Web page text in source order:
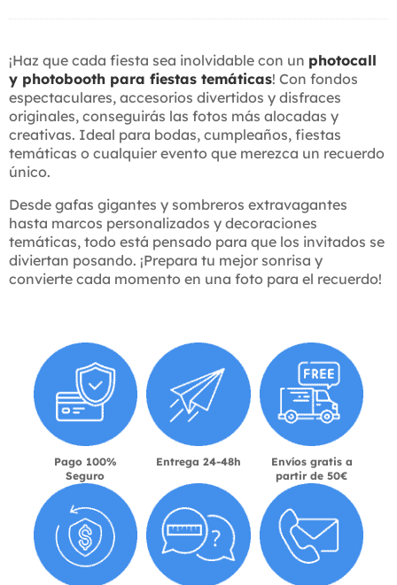
¡Haz que cada fiesta sea inolvidable con un photocall
y photobooth para fiestas temáticas! Con fondos
espectaculares, accesorios divertidos y disfraces
originales, conseguirás las fotos más alocadas y
creativas. Ideal para bodas, cumpleaños, fiestas
temáticas o cualquier evento que merezca un recuerdo
único.
Desde gafas gigantes y sombreros extravagantes
hasta marcos personalizados y decoraciones
temáticas, todo está pensado para que los invitados se
diviertan posando. ¡Prepara tu mejor sonrisa y
convierte cada momento en una foto para el recuerdo!
Pago 100%
Seguro
Entrega 24-48h
Envíos gratis a
partir de 50€